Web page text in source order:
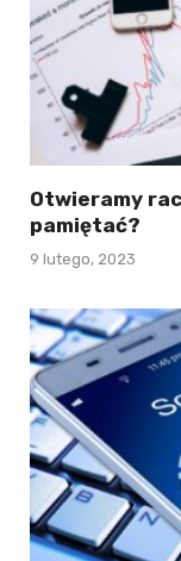
Otwieramy
pamiętać?
9 lutego, 2023